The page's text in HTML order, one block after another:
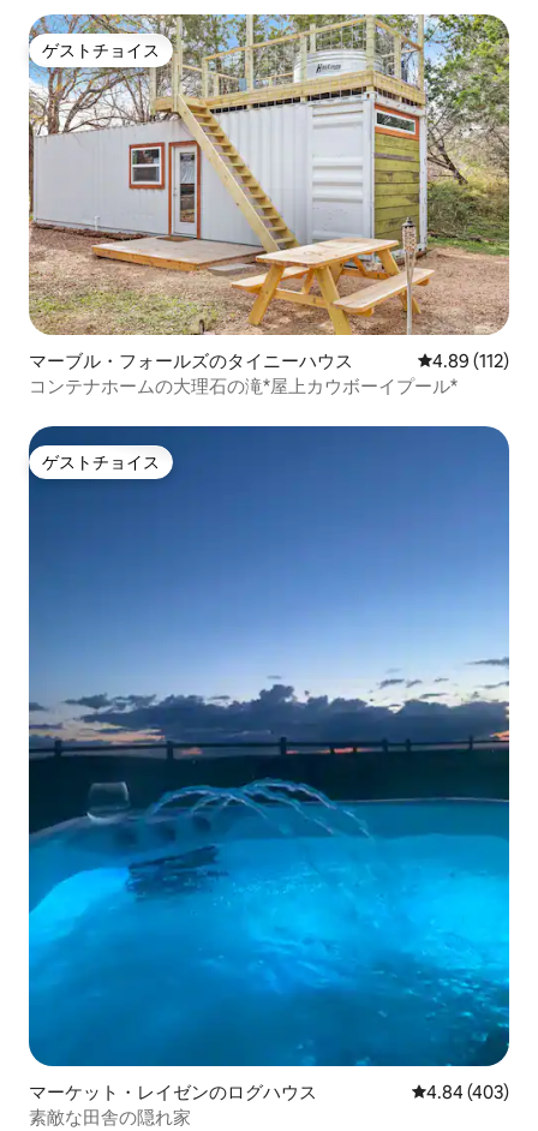
ゲストチョイス
ゲストチョイス
マーブル・フォールズのタイニーハウス レビュー112
4.89 (112)
コンテナホームの大理石の滝*屋上カウボーイプール*
ゲストチョイス
ゲストチョイス
マーケット・レイゼンのログハウス レビュー403
4.84 (403)
素敵な田舎の隠れ家